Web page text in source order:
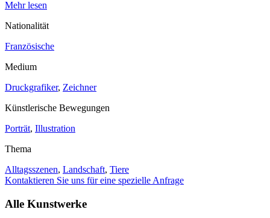
Mehr lesen
Nationalität
Französische
Medium
Druckgrafiker, Zeichner
Künstlerische Bewegungen
Porträt, Illustration
Thema
Alltagsszenen, Landschaft, Tiere
Kontaktieren Sie uns für eine spezielle Anfrage
Alle Kunstwerke